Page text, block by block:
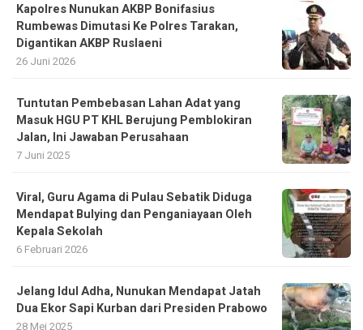
Kapolres Nunukan AKBP Bonifasius
Rumbewas Dimutasi Ke Polres Tarakan,
Digantikan AKBP Ruslaeni
26 Juni 2026
Tuntutan Pembebasan Lahan Adat yang
Masuk HGU PT KHL Berujung Pemblokiran
Jalan, Ini Jawaban Perusahaan
7 Juni 2025
Viral, Guru Agama di Pulau Sebatik Diduga
Mendapat Bulying dan Penganiayaan Oleh
Kepala Sekolah
6 Februari 2026
Jelang Idul Adha, Nunukan Mendapat Jatah
Dua Ekor Sapi Kurban dari Presiden Prabowo
28 Mei 2025